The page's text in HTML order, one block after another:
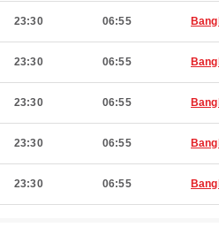
23:30 06:55
23:30 06:55
23:30 06:55
23:30 06:55
23:30 06:55